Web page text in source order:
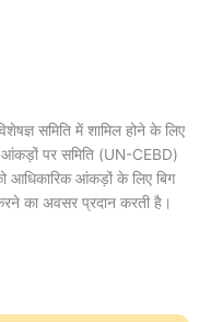
समिति में शामिल होने के लिए
पर समिति (UN-CEBD)
आधिकारिक आंकड़ों के लिए बिग
का अवसर प्रदान करती है।